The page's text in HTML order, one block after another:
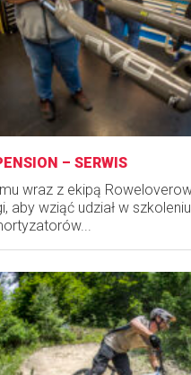
– SERWIS
wraz z ekipą
aby wziąć udział w